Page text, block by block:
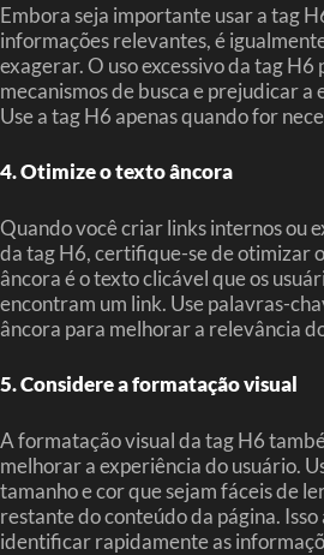
Embora seja importante usar a tag
informações relevantes, é
exagerar. O uso excessivo da tag H6
mecanismos de busca e prejudicar a
Use a tag H6 apenas quando for
4. Otimize o texto âncora
Quando você criar links internos ou
da tag H6, certifique-se de otimizar
âncora é o texto clicável que os
encontram um link. Use palavras-
âncora para melhorar a relevância
5. Considere a formatação visual
A formatação visual da tag H6
melhorar a experiência do usuário.
tamanho e cor que sejam fáceis de
restante do conteúdo da página. Isso
identificar rapidamente as